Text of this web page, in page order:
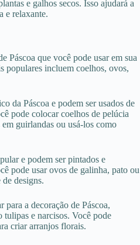
e galhos secos. Isso ajudará a
e relaxante.
Páscoa que você pode usar em sua
populares incluem coelhos, ovos,
da Páscoa e podem ser usados de
pode colocar coelhos de pelúcia
em guirlandas ou usá-los como
e podem ser pintados e
pode usar ovos de galinha, pato ou
designs.
para a decoração de Páscoa,
tulipas e narcisos. Você pode
criar arranjos florais.